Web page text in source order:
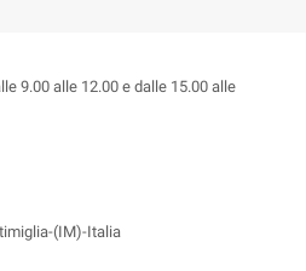
9.00 alle 12.00 e dalle 15.00 alle
(IM)-Italia